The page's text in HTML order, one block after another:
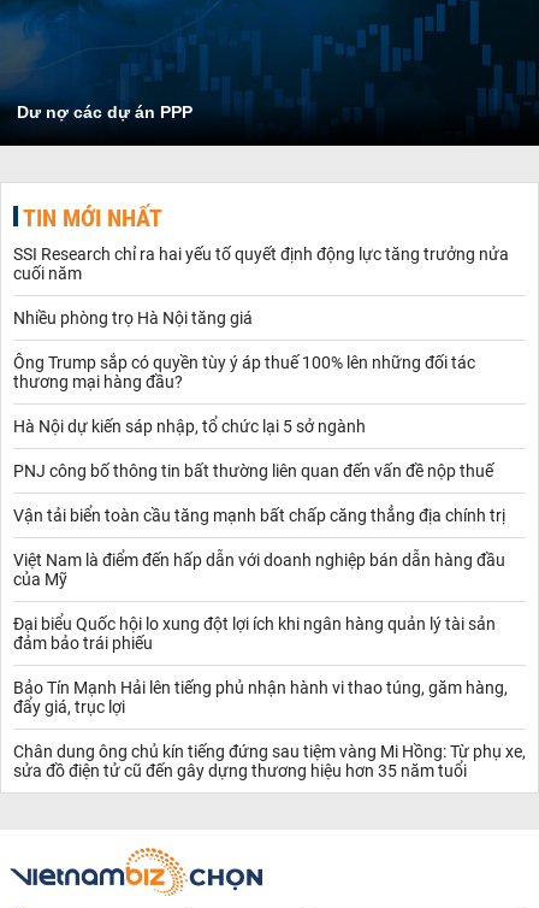
Dư nợ các dự án PPP
TIN MỚI NHẤT
SSI Research chỉ ra hai yếu tố quyết định động lực tăng trưởng nửa
cuối năm
Nhiều phòng trọ Hà Nội tăng giá
Ông Trump sắp có quyền tùy ý áp thuế 100% lên những đối tác
thương mại hàng đầu?
Hà Nội dự kiến sáp nhập, tổ chức lại 5 sở ngành
PNJ công bố thông tin bất thường liên quan đến vấn đề nộp thuế
Vận tải biển toàn cầu tăng mạnh bất chấp căng thẳng địa chính trị
Việt Nam là điểm đến hấp dẫn với doanh nghiệp bán dẫn hàng đầu
của Mỹ
Đại biểu Quốc hội lo xung đột lợi ích khi ngân hàng quản lý tài sản
đảm bảo trái phiếu
Bảo Tín Mạnh Hải lên tiếng phủ nhận hành vi thao túng, găm hàng,
đẩy giá, trục lợi
Chân dung ông chủ kín tiếng đứng sau tiệm vàng Mi Hồng: Từ phụ xe,
sửa đồ điện tử cũ đến gây dựng thương hiệu hơn 35 năm tuổi